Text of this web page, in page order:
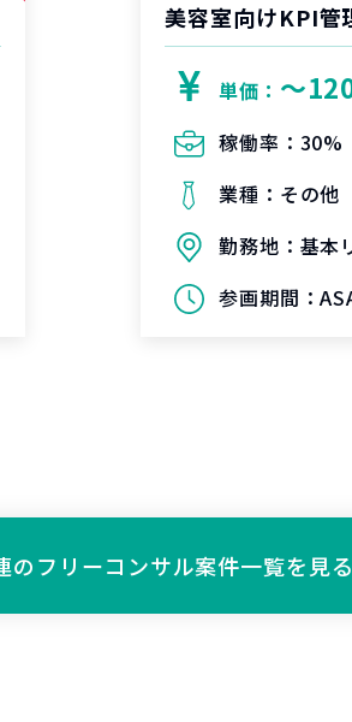
美容室向けKPI管
単価： 〜
稼働率： 30%
業種： その他
勤務地： 基本
参画期間：
のフリーコンサル案件一覧を見